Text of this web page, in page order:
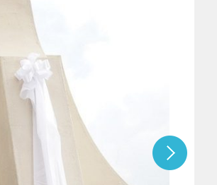
『アイ＝ラブ！げーみんぐ』＝LOV
E齋藤樹愛羅＆佐々木舞香SPインタ
ビュー